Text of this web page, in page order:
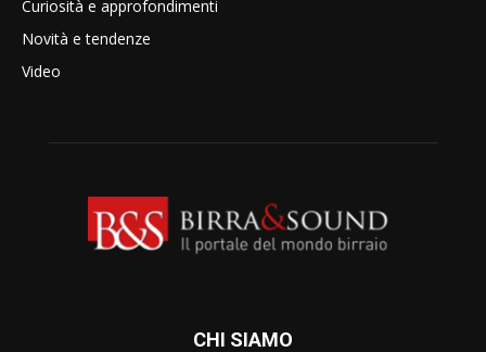
Curiosità e approfondimenti
Novità e tendenze
Video
CHI SIAMO